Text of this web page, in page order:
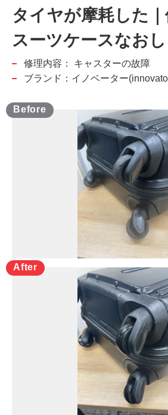
タイヤが摩耗した｜
スーツケースなお
修理内容：
キャスターの故障
ブランド：イノベーター